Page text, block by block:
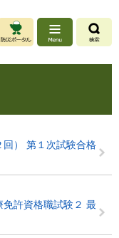
） 第１次試験合格
許資格職試験２ 最